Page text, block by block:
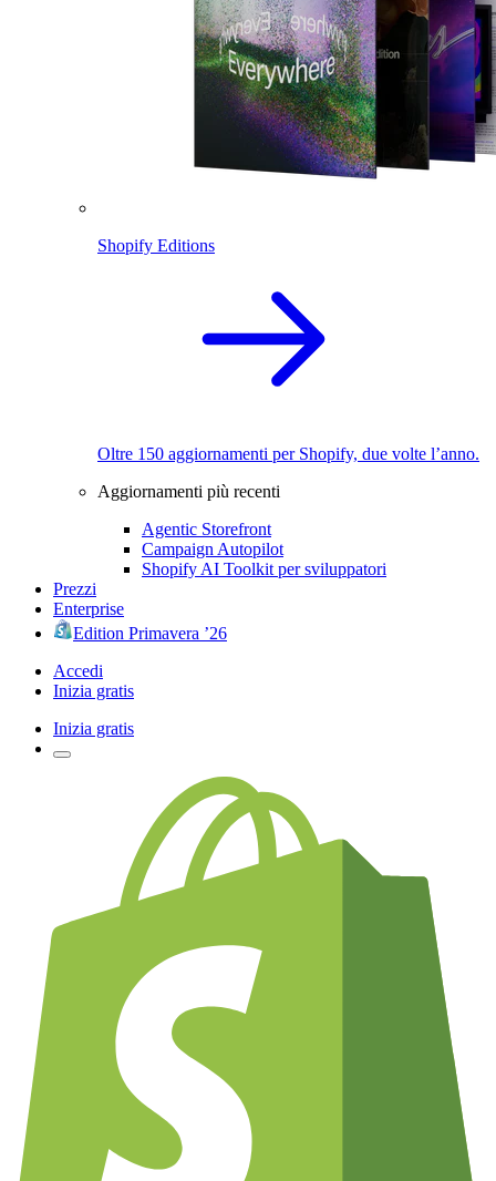
Shopify Editions
Oltre 150 aggiornamenti per Shopify, due volte l’anno.
Aggiornamenti più recenti
Agentic Storefront
Campaign Autopilot
Shopify AI Toolkit per sviluppatori
Prezzi
Enterprise
Edition Primavera ’26
Accedi
Inizia gratis
Inizia gratis